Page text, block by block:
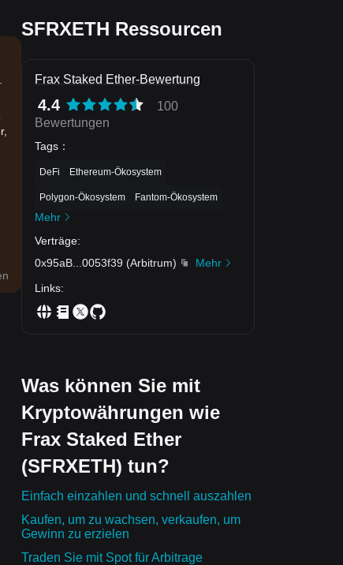
SFRXETH Ressourcen
Frax Staked Ether-Bewertung
4.4
100
Bewertungen
Tags ：
DeFi Ethereum-Ökosystem
Polygon-Ökosystem Fantom-Ökosystem
Mehr
Verträge:
0x95aB
0053f39 (Arbitrum)
Mehr
Links:
Was können Sie mit
Kryptowährungen wie
Frax Staked Ether
(SFRXETH) tun?
Einfach einzahlen und schnell auszahlen
Kaufen, um zu wachsen, verkaufen, um
Gewinn zu erzielen
Traden Sie mit Spot für Arbitrage